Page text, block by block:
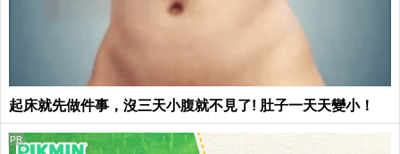
起床就先做件事，沒三天小腹就不見了! 肚子一天天變小！
PR